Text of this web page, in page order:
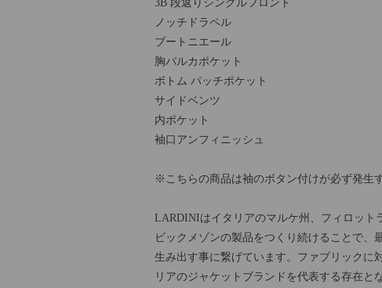
3B 段返りシングルフロント
ノッチドラペル
ブートニエール
胸バルカポケット
ボトム パッチポケット
サイドベンツ
内ポケット
袖口アンフィニッシュ
※こちらの商品は袖のボタン付けが必ず発生
LARDINIはイタリアのマルケ州、フィロット
ビックメゾンの製品をつくり続けることで
生み出す事に繋げています。ファブリックに
リアのジャケットブランドを代表する存在と